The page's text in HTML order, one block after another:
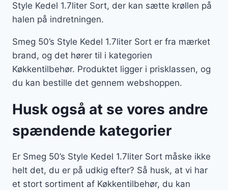
Style Kedel 1.7liter Sort, der kan sætte krøllen på
halen på indretningen.
Smeg 50’s Style Kedel 1.7liter Sort er fra mærket
brand, og det hører til i kategorien
Køkkentilbehør. Produktet ligger i prisklassen, og
du kan bestille det gennem webshoppen.
Husk også at se vores andre
spændende kategorier
Er Smeg 50’s Style Kedel 1.7liter Sort måske ikke
helt det, du er på udkig efter? Så husk, at vi har
et stort sortiment af Køkkentilbehør, du kan